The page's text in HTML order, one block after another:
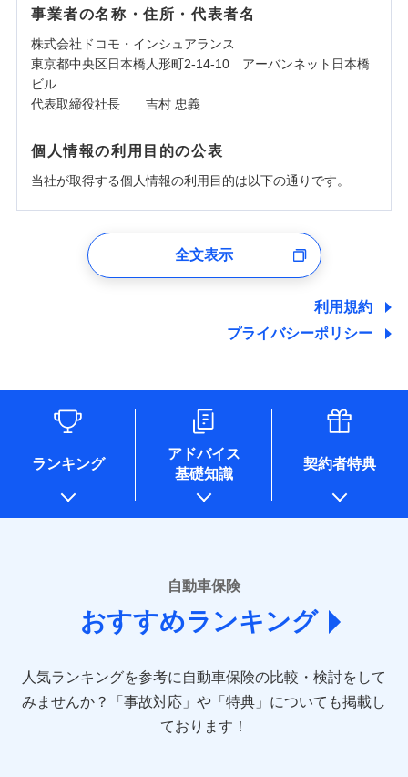
事業者の名称・住所・代表者名
株式会社ドコモ・インシュアランス
東京都中央区日本橋人形町2-14-10 アーバンネット日本橋
ビル
代表取締役社長 吉村 忠義
個人情報の利用目的の公表
当社が取得する個人情報の利用目的は以下の通りです。
ユーザー登録受付および、管理のため
しくは委託を受けている保険会社・提携会社の保険その他に
関する情報を提供し、金融商品等の契約を勧奨するため、ま
た維持管理等の委託業務遂行のため、またそれらに付帯、関
情報を取引のある他の保険会社の商品・サービスをご提案す
るために利用させていただくことがあります。）
各種セミナーの開催のため
コンサルティングサービスの実施のため
アンケートやキャンペーン等の実施のため
上記に係る案内・手続き・管理等付帯業務を行うため
* 当社が委託を受けている保険会社の情報は、保険会社のホ
ームページに掲載しておりますので、ご確認ください。
あいおいニッセイ同和損害保険株式会社
(https://www.aioinissaydowa.co.jp/)
アクサ損害保険株式会社 (https://www.axa-
direct.co.jp/)
sompo.co.jp/)
東京海上ダイレクト損害保険株式会社 (https://www.e-
AIG損害保険株式会社 (https://www.aig.co.jp/sonpo)
全文表示
利用規約
プライバシーポリシー
ランキング
アドバイス
基礎知識
契約者特典
自動車保険
おすすめランキング
人気ランキングを参考に自動車保険の比較・検討をして
みませんか？
「事故対応」や「特典」についても掲載し
ております！